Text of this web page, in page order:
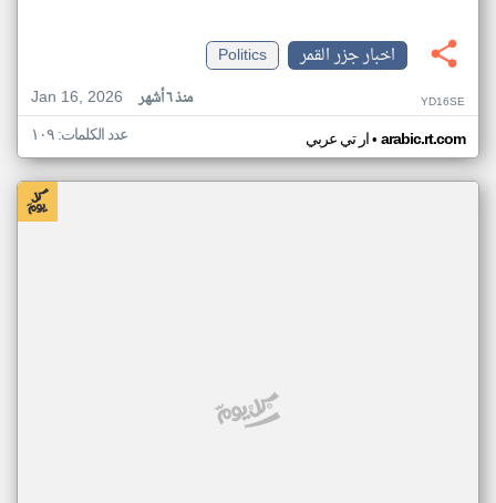
اخبار جزر القمر
Politics
Jan 16, 2026
منذ ٦ أشهر YD16SE
ار تي عربي• arabic.rt.com عدد الكلمات: ١٠٩